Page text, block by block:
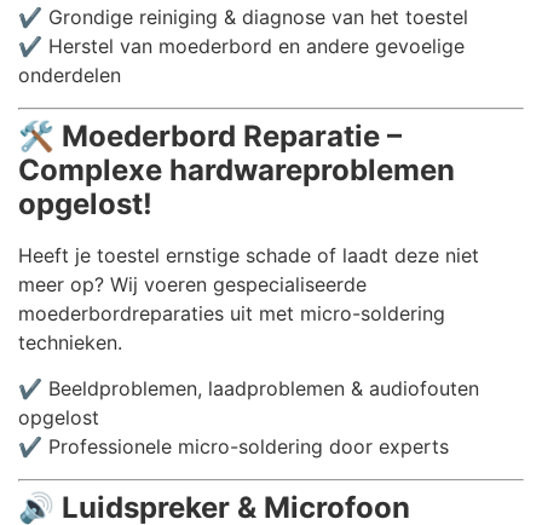
✔️ Grondige reiniging & diagnose van het toestel
✔️ Herstel van moederbord en andere gevoelige
onderdelen
🛠️ Moederbord Reparatie –
Complexe hardwareproblemen
opgelost!
Heeft je toestel ernstige schade of laadt deze niet
meer op? Wij voeren gespecialiseerde
moederbordreparaties uit met micro-soldering
technieken.
✔️ Beeldproblemen, laadproblemen & audiofouten
opgelost
✔️ Professionele micro-soldering door experts
🔊 Luidspreker & Microfoon